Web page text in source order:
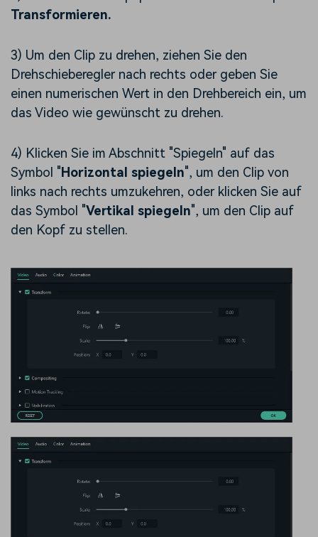
Transformieren.
3) Um den Clip zu drehen, ziehen Sie den
Drehschieberegler nach rechts oder geben Sie
einen numerischen Wert in den Drehbereich ein, um
das Video wie gewünscht zu drehen.
4) Klicken Sie im Abschnitt "Spiegeln" auf das
Symbol "Horizontal spiegeln", um den Clip von
links nach rechts umzukehren, oder klicken Sie auf
das Symbol "Vertikal spiegeln", um den Clip auf
den Kopf zu stellen.